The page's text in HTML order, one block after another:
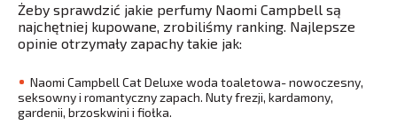
Żeby sprawdzić jakie perfumy Naomi Campbell są
najchętniej kupowane, zrobiliśmy ranking. Najlepsze
opinie otrzymały zapachy takie jak:
Naomi Campbell Cat Deluxe woda toaletowa- nowoczesny,
seksowny i romantyczny zapach. Nuty frezji, kardamony,
gardenii, brzoskwini i fiołka.